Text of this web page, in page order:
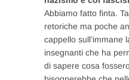
Abbiamo fatto finta.
retoriche ma poche
cappello sull’immane
insegnanti che ha
di sapere cosa